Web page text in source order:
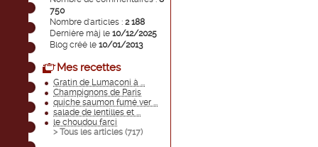
750
Nombre d'articles : 2 188
Dernière màj le 10/12/2025
Blog créé le 10/01/2013
Mes recettes
Gratin de Lumaconi à ...
Champignons de Paris
quiche saumon fumé ver ...
salade de lentilles et ...
le choudou farci
> Tous les articles (717)